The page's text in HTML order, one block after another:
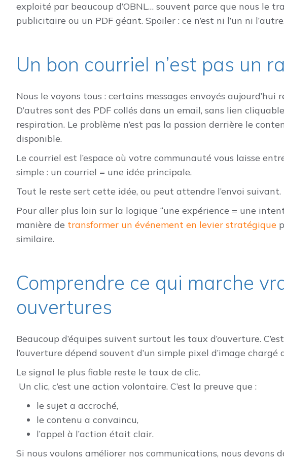
exploité par beaucoup d’OBNL… souvent parce que nous le
publicitaire ou un PDF géant. Spoiler : ce n’est ni l’un ni
Un bon courriel n’est pas un
Nous le voyons tous : certains messages envoyés aujourd’hui
D’autres sont des PDF collés dans un email, sans lien
respiration. Le problème n’est pas la passion derrière le
disponible.
Le courriel est l’espace où votre communauté vous laisse
simple : un courriel = une idée principale.
Tout le reste sert cette idée, ou peut attendre l’envoi suivant.
Pour aller plus loin sur la logique “une expérience = une
manière de transformer un événement en levier stratégique
similaire.
Comprendre ce qui marche
ouvertures
Beaucoup d’équipes suivent surtout les taux d’ouverture.
l’ouverture dépend souvent d’un simple pixel d’image
Le signal le plus fiable reste le taux de clic.
Un clic, c’est une action volontaire. C’est la preuve que :
le sujet a accroché,
le contenu a convaincu,
l’appel à l’action était clair.
Si nous voulons améliorer nos communications, nous devons